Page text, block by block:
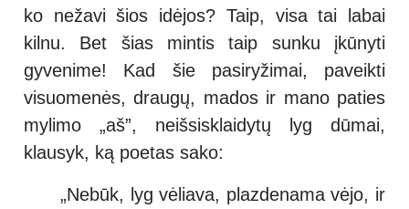
ko nežavi šios idėjos? Taip, visa tai labai
kilnu. Bet šias mintis taip sunku įkūnyti
gyvenime! Kad šie pasiryžimai, paveikti
visuomenės, draugų, mados ir mano paties
mylimo „aš”, neišsisklaidytų lyg dūmai,
klausyk, ką poetas sako:
„Nebūk, lyg vėliava, plazdenama vėjo, ir